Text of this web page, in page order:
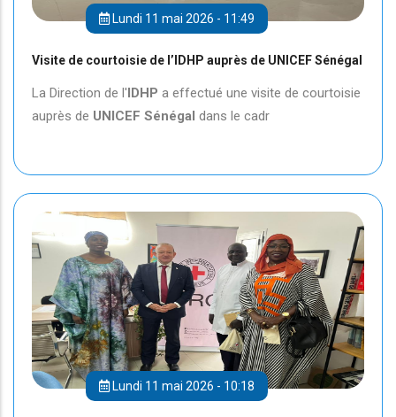
Lundi 11 mai 2026 - 11:49
Visite de courtoisie de l’IDHP auprès de UNICEF Sénégal
La Direction de l'IDHP a effectué une visite de courtoisie
auprès de UNICEF Sénégal dans le cadr
Lundi 11 mai 2026 - 10:18